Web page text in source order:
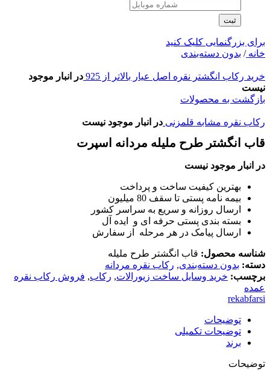
ثبت
برای بزرگنمایی کلیک کنید
خانه/ بدون دسته‌بندی
خرید رکاب انگشتر نقره اصل عیار بالاتر از 925
در انبار موجود
نیست
بازگشت به محصولات
رکاب نقره مشابه قلمزنی در انبار موجود نیست
قاب انگشتر طرح ملیله مردانه اسپرت
در انبار موجود نیست
بهترین کیفیت ساخت و پرداخت
بیمه نامه پستی تا سقف 80 میلیون
ارسال روزانه و سریع به سراسر کشور
بسته بندی پستی حرفه ای و ایده آل
ارسال پیامک در هر مرحله از سفارش
شناسه محصول: قاب انگشتر طرح ملیله
دسته: بدون دسته‌بندی, رکاب نقره مردانه
برچسب: خرید وسایل ساخت زیورالات, رکاب, فروش رکاب نقره
عمده
rekabfarsi
توضیحات
توضیحات تکمیلی
برند
توضیحات